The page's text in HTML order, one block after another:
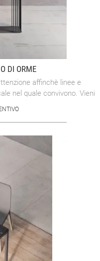
DI ORME
affinchè linee e
nel quale convivono. Vieni